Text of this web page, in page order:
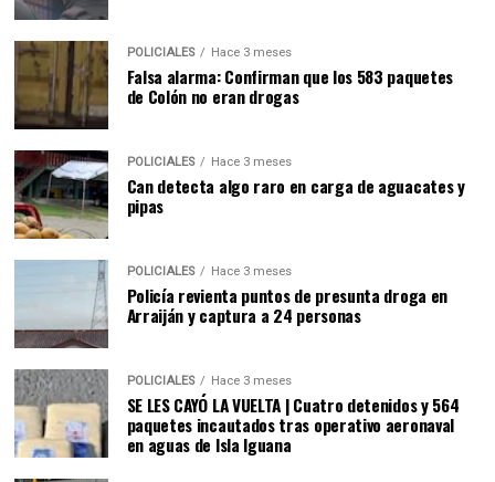
POLICIALES Hace 3 meses
Falsa alarma: Confirman que los 583 paquetes
de Colón no eran drogas
POLICIALES Hace 3 meses
Can detecta algo raro en carga de aguacates y
pipas
POLICIALES Hace 3 meses
Policía revienta puntos de presunta droga en
Arraiján y captura a 24 personas
POLICIALES Hace 3 meses
SE LES CAYÓ LA VUELTA | Cuatro detenidos y 564
paquetes incautados tras operativo aeronaval
en aguas de Isla Iguana